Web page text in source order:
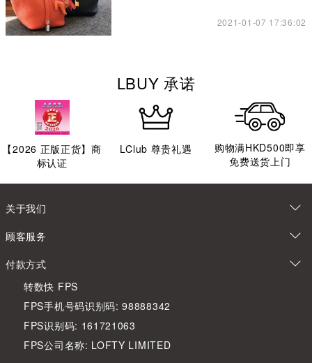
2021-01-07 17:36:02
LBUY 承诺
【2026 正版正货】商
标认证
LClub 尊贵礼遇
购物满HKD500即享
免费送货上门
关于我们
顾客服务
付款方式
转数快 FPS
FPS手机号码识别码: 98888342
FPS识别码: 161721063
FPS公司名称: LOFTY LIMITED